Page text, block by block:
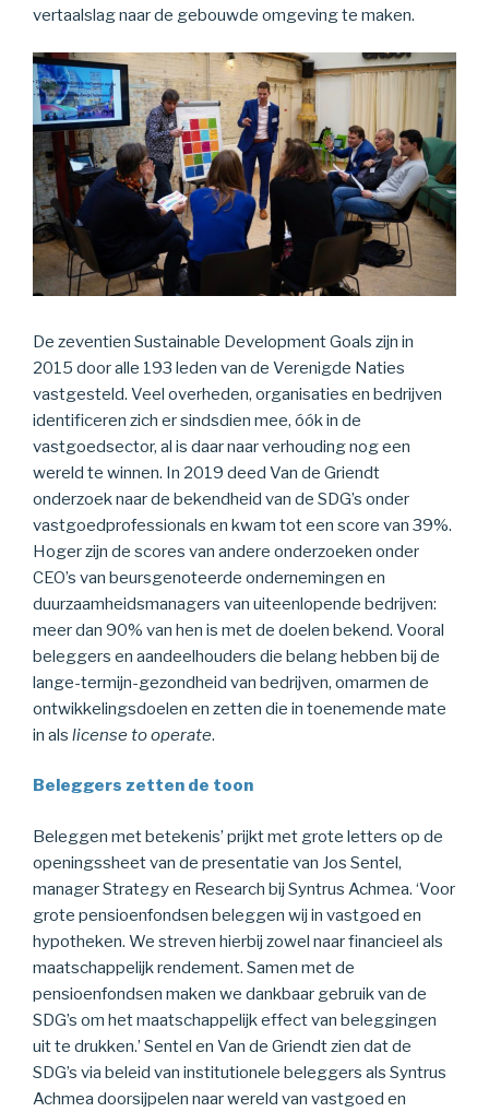
vertaalslag naar de gebouwde omgeving te maken.
De zeventien Sustainable Development Goals zijn in
2015 door alle 193 leden van de Verenigde Naties
vastgesteld. Veel overheden, organisaties en bedrijven
identificeren zich er sindsdien mee, óók in de
vastgoedsector, al is daar naar verhouding nog een
wereld te winnen. In 2019 deed Van de Griendt
onderzoek naar de bekendheid van de SDG’s onder
vastgoedprofessionals en kwam tot een score van 39%.
Hoger zijn de scores van andere onderzoeken onder
CEO’s van beursgenoteerde ondernemingen en
duurzaamheidsmanagers van uiteenlopende bedrijven:
meer dan 90% van hen is met de doelen bekend. Vooral
beleggers en aandeelhouders die belang hebben bij de
lange-termijn-gezondheid van bedrijven, omarmen de
ontwikkelingsdoelen en zetten die in toenemende mate
in als license to operate.
Beleggers zetten de toon
Beleggen met betekenis’ prijkt met grote letters op de
openingssheet van de presentatie van Jos Sentel,
manager Strategy en Research bij Syntrus Achmea. ‘Voor
grote pensioenfondsen beleggen wij in vastgoed en
hypotheken. We streven hierbij zowel naar financieel als
maatschappelijk rendement. Samen met de
pensioenfondsen maken we dankbaar gebruik van de
SDG’s om het maatschappelijk effect van beleggingen
uit te drukken.’ Sentel en Van de Griendt zien dat de
SDG’s via beleid van institutionele beleggers als Syntrus
Achmea doorsijpelen naar wereld van vastgoed en